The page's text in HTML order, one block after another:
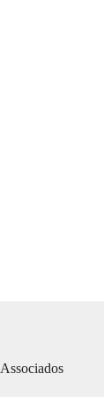
Associados